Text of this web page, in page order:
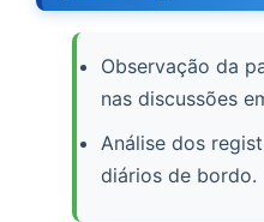
Observação da
nas discussões
Análise dos
diários de bordo.